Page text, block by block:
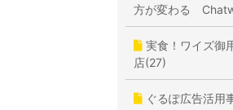
方が変わる
実食！ワイズ御
店(27)
ぐるぽ広告活用